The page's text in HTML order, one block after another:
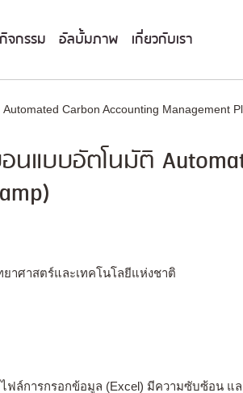
กิจกรรม อัลบั้มภาพ เกี่ยวกับเรา
Carbon Accounting Management
แบบอัตโนมัติ
าศาสตร์และเทคโนโลยีแห่งชาติ
ล์การกรอกข้อมูล (Excel) มีความซับซ้อน แ